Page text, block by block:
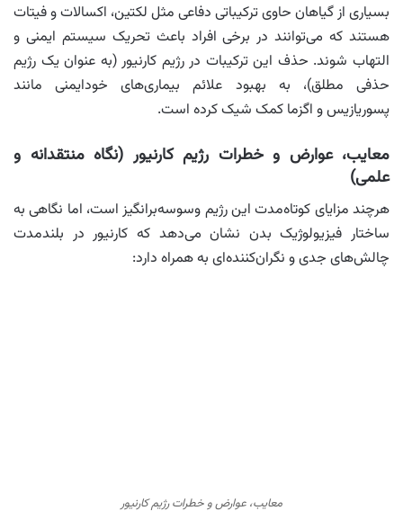
بسیاری از گیاهان حاوی ترکیباتی دفاعی مثل لکتین، اکسالات و فیتات
هستند که می‌توانند در برخی افراد باعث تحریک سیستم ایمنی و
التهاب شوند. حذف این ترکیبات در رژیم کارنیور (به عنوان یک رژیم
حذفی مطلق)، به بهبود علائم بیماری‌های خودایمنی مانند
پسوریازیس و اگزما کمک شیک کرده است.
معایب، عوارض و خطرات رژیم کارنیور (نگاه منتقدانه و
علمی)
هرچند مزایای کوتاه‌مدت این رژیم وسوسه‌برانگیز است، اما نگاهی به
ساختار فیزیولوژیک بدن نشان می‌دهد که کارنیور در بلندمدت
چالش‌های جدی و نگران‌کننده‌ای به همراه دارد:
معایب، عوارض و خطرات رژیم کارنیور